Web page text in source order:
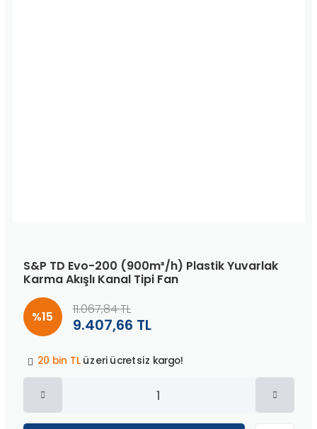
S&P TD Evo-200 (900m³/h) Plastik Yuvarlak
Karma Akışlı Kanal Tipi Fan
%15 9.407,66 TL
11.067,84 TL
20 bin TLüzeri ücretsiz kargo!
40 bin TL
Peşin fiyatına
üzeri ücretsiz kargo!